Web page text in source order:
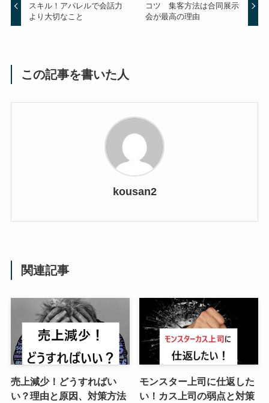
スキル！アパレルで会話力
より大切なこと
コツ 集客方法は合同展示
会が最高の理由
この記事を書いた人
kousan2
関連記事
売上減少！どうすればい
い？理由と原因、対策方法
モンスター上司に仕返した
い！カス上司の弱点と対策